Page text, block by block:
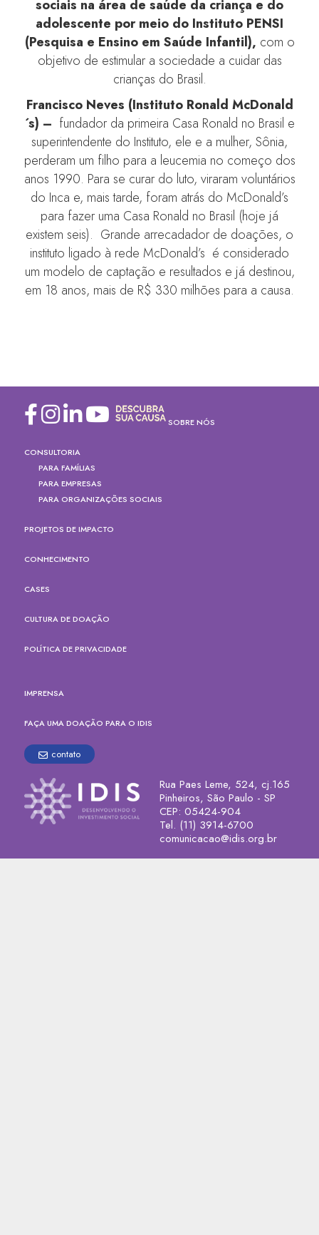
sociais na área de saúde da criança e do
adolescente por meio do Instituto PENSI
(Pesquisa e Ensino em Saúde Infantil), com o
objetivo de estimular a sociedade a cuidar das
crianças do Brasil.
Francisco Neves (Instituto Ronald McDonald
´s) – fundador da primeira Casa Ronald no Brasil e
superintendente do Instituto, ele e a mulher, Sônia,
perderam um filho para a leucemia no começo dos
anos 1990. Para se curar do luto, viraram voluntários
do Inca e, mais tarde, foram atrás do McDonald’s
para fazer uma Casa Ronald no Brasil (hoje já
existem seis). Grande arrecadador de doações, o
instituto ligado à rede McDonald’s é considerado
um modelo de captação e resultados e já destinou,
em 18 anos, mais de R$ 330 milhões para a causa.
SOBRE NÓS
CONSULTORIA
PARA FAMÍLIAS
PARA EMPRESAS
PARA ORGANIZAÇÕES SOCIAIS
PROJETOS DE IMPACTO
CONHECIMENTO
CASES
CULTURA DE DOAÇÃO
POLÍTICA DE PRIVACIDADE
IMPRENSA
FAÇA UMA DOAÇÃO PARA O IDIS
contato
Rua Paes Leme, 524, cj.165
Pinheiros, São Paulo - SP
CEP: 05424-904
Tel. (11) 3914-6700
comunicacao@idis.org.br